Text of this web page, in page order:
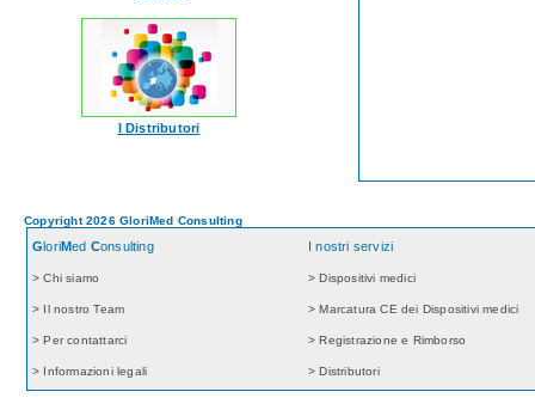
I Distributori
Copyright 2026 GloriMed Consulting
GloriMed Consulting I nostri servizi
> Chi siamo > Dispositivi medici
> Il nostro Team > Marcatura CE dei Dispositivi medici
> Per contattarci > Registrazione e Rimborso
> Informazioni legali > Distributori